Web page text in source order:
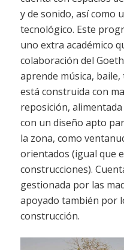
y de sonido, así como
tecnológico. Este
uno extra académico
colaboración del
aprende música, baile,
está construida con
reposición,
con un diseño apto
la zona, como
orientados (igual que
construcciones).
gestionada por las
apoyado también por
construcción.